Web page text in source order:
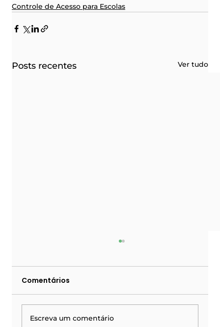
Controle de Acesso para Escolas
Posts recentes Ver tudo
Comentários
Escreva um comentário